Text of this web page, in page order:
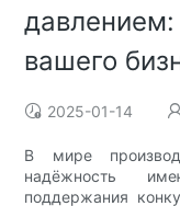
вашего
2025-01-14
В мире
надёжность
поддержания